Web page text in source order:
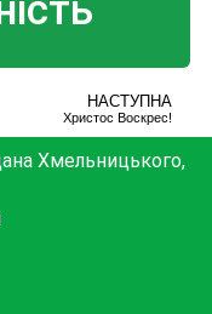
НАСТУПНА
Христос Воскрес!
Хмельницького,